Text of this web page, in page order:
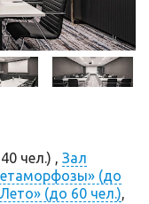
чел.) , Зал
(до
(до 60 чел.),